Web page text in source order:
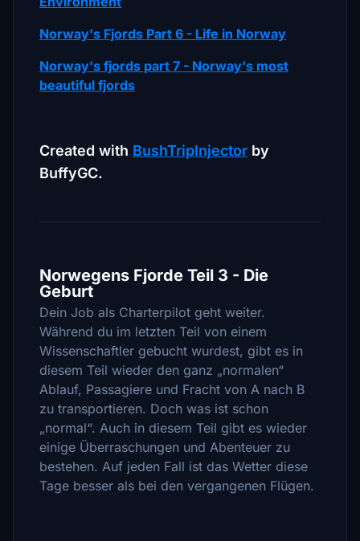
Norway's Fjords Part 6 - Life in Norway
Norway's fjords part 7 - Norway's most
beautiful fjords
Created with BushTripInjector by
BuffyGC.
Norwegens Fjorde Teil 3 - Die
Geburt
Dein Job als Charterpilot geht weiter.
Während du im letzten Teil von einem
Wissenschaftler gebucht wurdest, gibt es in
diesem Teil wieder den ganz „normalen“
Ablauf, Passagiere und Fracht von A nach B
zu transportieren. Doch was ist schon
„normal“. Auch in diesem Teil gibt es wieder
einige Überraschungen und Abenteuer zu
bestehen. Auf jeden Fall ist das Wetter diese
Tage besser als bei den vergangenen Flügen.